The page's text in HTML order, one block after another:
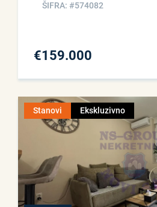
ŠIFRA: #574082
€159.000
Stanovi Ekskluzivno